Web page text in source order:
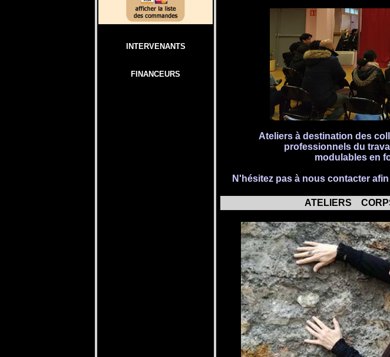
INTERVENANTS
FINANCEURS
Ateliers à destination des
professionnels du
modulables en
N'hésitez pas à nous contacter
ATELIERS